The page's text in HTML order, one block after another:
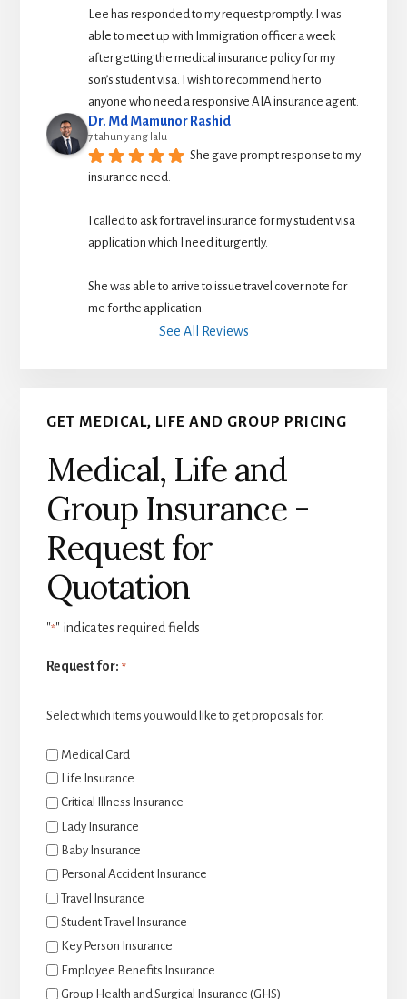
Lee has responded to my request promptly. I was
able to meet up with Immigration officer a week
after getting the medical insurance policy for my
son’s student visa. I wish to recommend her to
anyone who need a responsive AIA insurance agent.
Dr. Md Mamunor Rashid
7 tahun yang lalu
She gave prompt response to my
insurance need.
I called to ask for travel insurance for my student visa
application which I need it urgently.
She was able to arrive to issue travel cover note for
me for the application.
See All Reviews
GET MEDICAL, LIFE AND GROUP PRICING
Medical, Life and
Group Insurance -
Request for
Quotation
"*" indicates required fields
Request for: *
Select which items you would like to get proposals for.
Medical Card
Life Insurance
Critical Illness Insurance
Lady Insurance
Baby Insurance
Personal Accident Insurance
Travel Insurance
Student Travel Insurance
Key Person Insurance
Employee Benefits Insurance
Group Health and Surgical Insurance (GHS)